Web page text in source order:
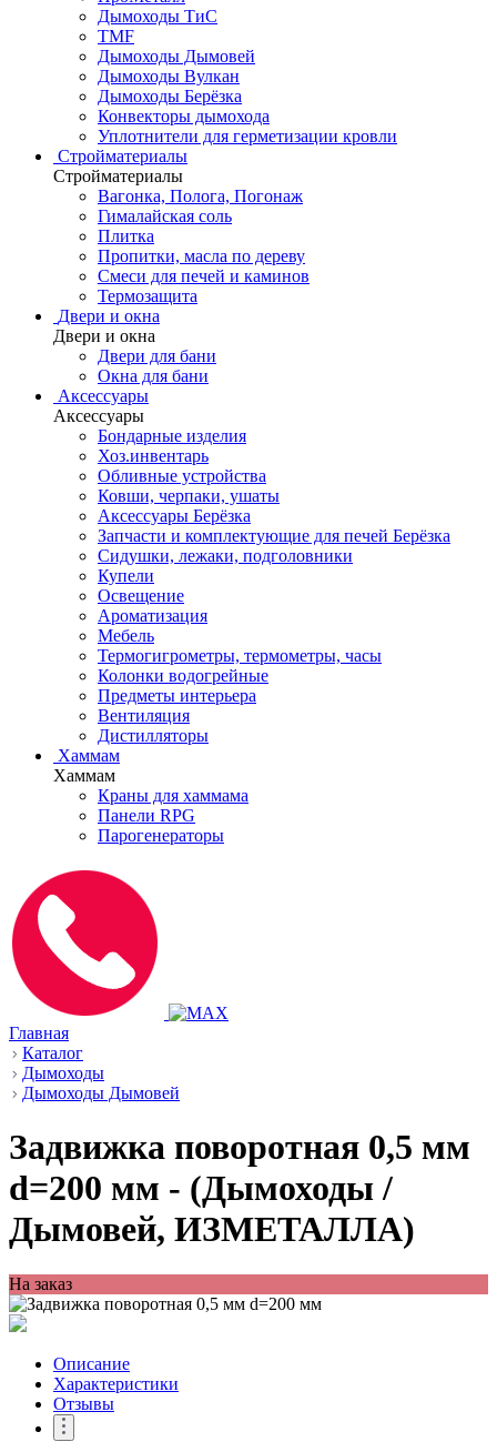
Дымоходы ТиС
TMF
Дымоходы Дымовей
Дымоходы Вулкан
Дымоходы Берёзка
Конвекторы дымохода
Уплотнители для герметизации кровли
Стройматериалы
Стройматериалы
Вагонка, Полога, Погонаж
Гималайская соль
Плитка
Пропитки, масла по дереву
Смеси для печей и каминов
Термозащита
Двери и окна
Двери и окна
Двери для бани
Окна для бани
Аксессуары
Аксессуары
Бондарные изделия
Хоз.инвентарь
Обливные устройства
Ковши, черпаки, ушаты
Аксессуары Берёзка
Запчасти и комплектующие для печей Берёзка
Сидушки, лежаки, подголовники
Купели
Освещение
Ароматизация
Мебель
Термогигрометры, термометры, часы
Колонки водогрейные
Предметы интерьера
Вентиляция
Дистилляторы
Хаммам
Хаммам
Краны для хаммама
Панели RPG
Парогенераторы
Главная
Каталог
Дымоходы
Дымоходы Дымовей
Задвижка поворотная 0,5 мм
d=200 мм - (Дымоходы /
Дымовей, ИЗМЕТАЛЛА)
На заказ
Описание
Характеристики
Отзывы